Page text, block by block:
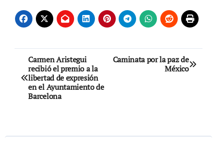
Navegación
de
entradas
Carmen Aristegui
recibió el premio a la
libertad de expresión
en el Ayuntamiento de
Barcelona
Caminata por la paz de
México